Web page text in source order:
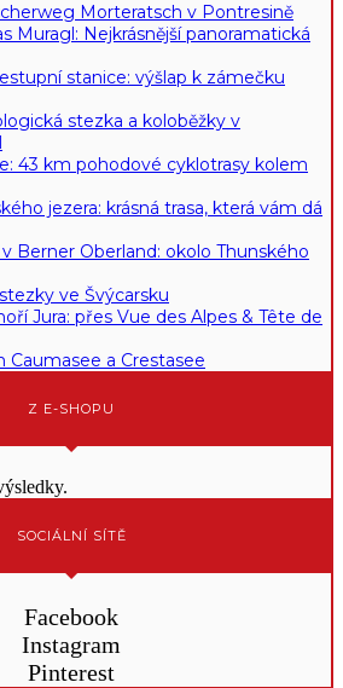
Morteratsch v Pontresině
Muragl: Nejkrásnější panoramatická
stanice: výšlap k zámečku
stezka a koloběžky v
43 km pohodové cyklotrasy kolem
jezera: krásná trasa, která vám dá
v Berner Oberland: okolo Thunského
ve Švýcarsku
Jura: přes Vue des Alpes & Tête de
a Crestasee
Z E-SHOPU
SOCIÁLNÍ SÍTĚ
Facebook
Instagram
Pinterest